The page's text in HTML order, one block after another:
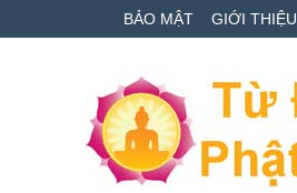
to
to
qua
BẢO MẬT GIỚI THIỆU